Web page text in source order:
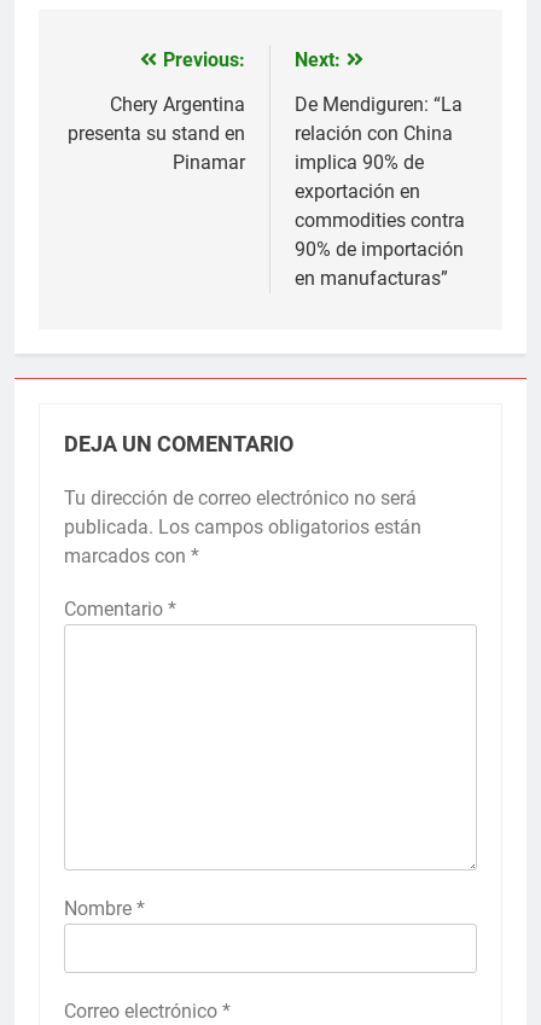
Navegación
entradas
Previous:
Chery Argentina
presenta su stand en
Pinamar
Next:
De Mendiguren: “La
relación con China
implica 90% de
exportación en
commodities contra
90% de importación
en manufacturas”
DEJA UN COMENTARIO
Tu dirección de correo electrónico no será
publicada. Los campos obligatorios están
marcados con *
Comentario *
Nombre *
Correo electrónico *